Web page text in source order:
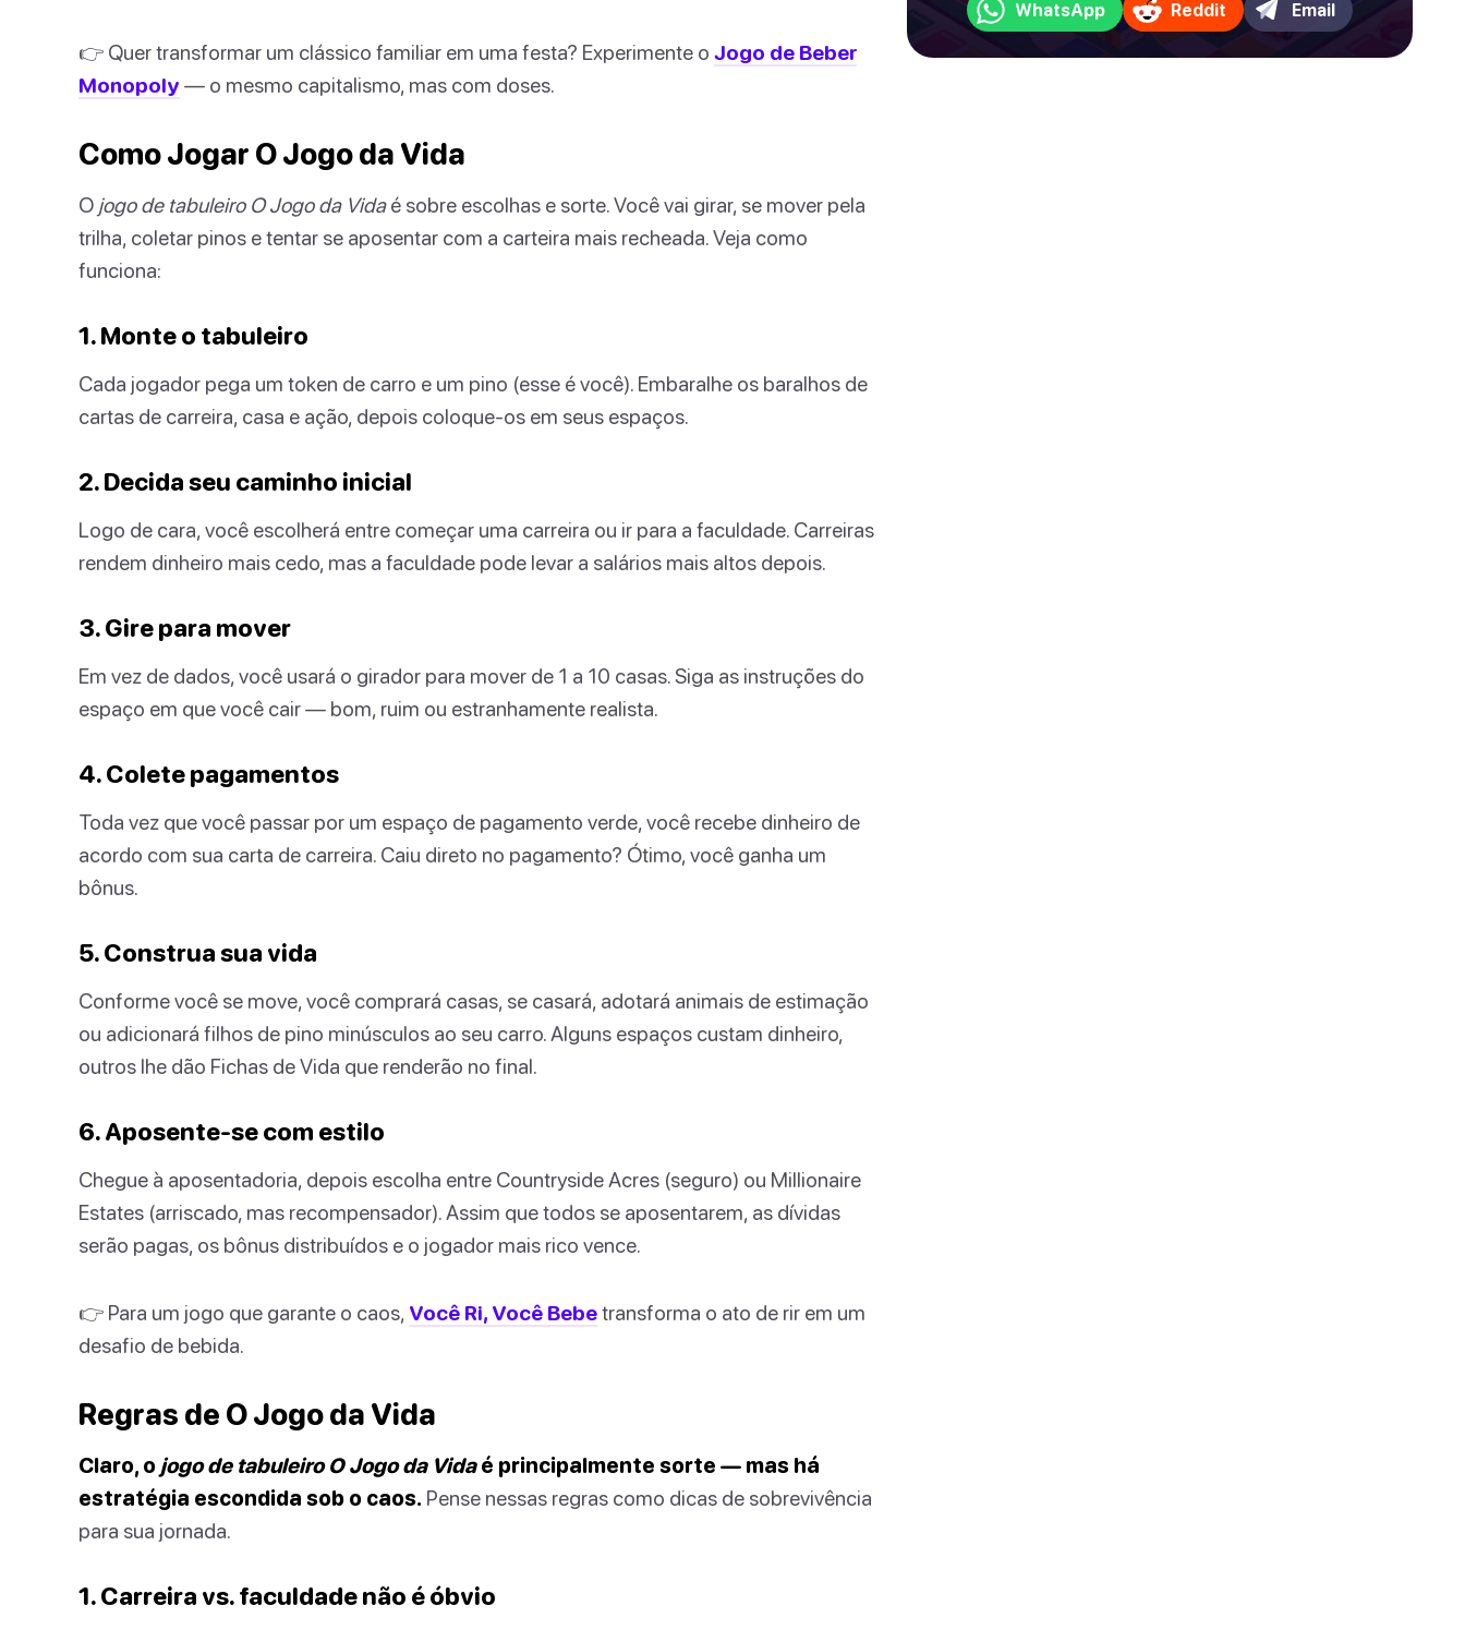
👉 Quer transformar um clássico familiar em uma festa? Experimente o Jogo de Beber
Monopoly — o mesmo capitalismo, mas com doses.
Como Jogar O Jogo da Vida
O jogo de tabuleiro O Jogo da Vidaé sobre escolhas e sorte. Você vai girar, se mover pela
trilha, coletar pinos e tentar se aposentar com a carteira mais recheada. Veja como
funciona:
1. Monte o tabuleiro
Cada jogador pega um token de carro e um pino (esse é você). Embaralhe os baralhos de
cartas de carreira, casa e ação, depois coloque-os em seus espaços.
2. Decida seu caminho inicial
Logo de cara, você escolherá entre começar uma carreira ou ir para a faculdade. Carreiras
rendem dinheiro mais cedo, mas a faculdade pode levar a salários mais altos depois.
3. Gire para mover
Em vez de dados, você usará o girador para mover de 1 a 10 casas. Siga as instruções do
espaço em que você cair — bom, ruim ou estranhamente realista.
4. Colete pagamentos
Toda vez que você passar por um espaço de pagamento verde, você recebe dinheiro de
acordo com sua carta de carreira. Caiu direto no pagamento? Ótimo, você ganha um
bônus.
5. Construa sua vida
Conforme você se move, você comprará casas, se casará, adotará animais de estimação
ou adicionará filhos de pino minúsculos ao seu carro. Alguns espaços custam dinheiro,
outros lhe dão Fichas de Vida que renderão no final.
6. Aposente-se com estilo
Chegue à aposentadoria, depois escolha entre Countryside Acres (seguro) ou Millionaire
Estates (arriscado, mas recompensador). Assim que todos se aposentarem, as dívidas
serão pagas, os bônus distribuídos e o jogador mais rico vence.
👉 Para um jogo que garante o caos, Você Ri, Você Bebetransforma o ato de rir em um
desafio de bebida.
Regras de O Jogo da Vida
Claro, o jogo de tabuleiro O Jogo da Vidaé principalmente sorte — mas há
estratégia escondida sob o caos. Pense nessas regras como dicas de sobrevivência
para sua jornada.
1. Carreira vs. faculdade não é óbvio
WhatsApp Reddit Email